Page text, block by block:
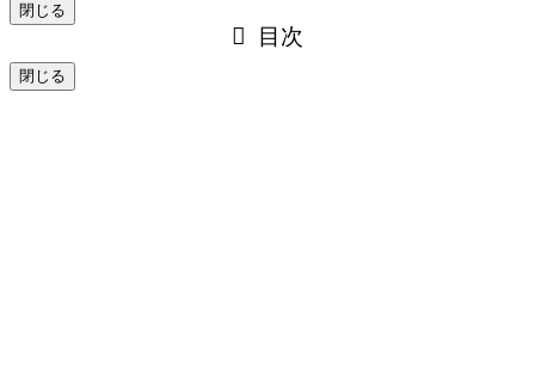
閉じる
目次
閉じる